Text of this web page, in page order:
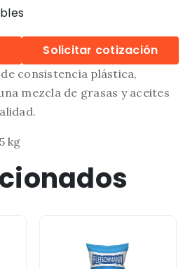
Solicitar cotización
consistencia plástica,
mezcla de grasas y aceites
kg